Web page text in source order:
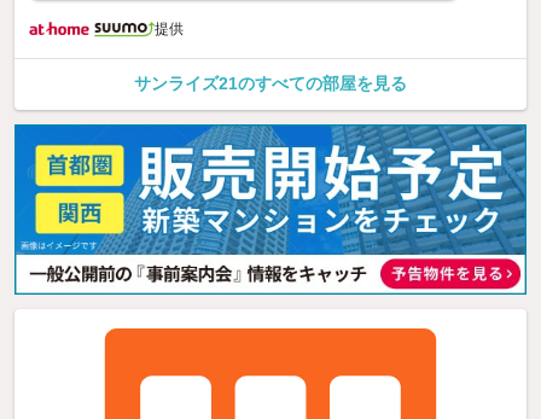
提供
サンライズ21のすべての部屋を見る